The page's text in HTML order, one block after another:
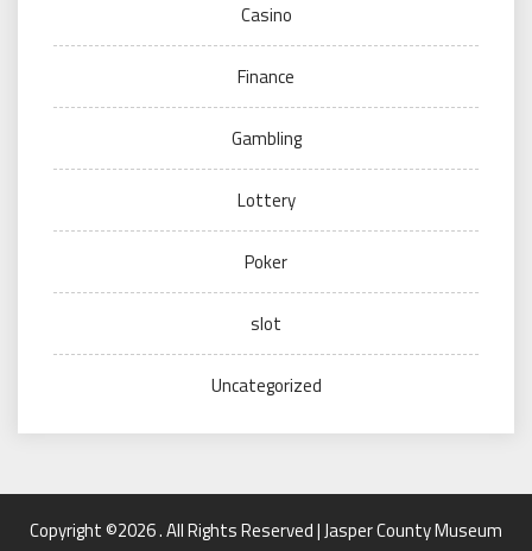
Casino
Finance
Gambling
Lottery
Poker
slot
Uncategorized
Copyright ©2026 . All Rights Reserved | Jasper County Museum